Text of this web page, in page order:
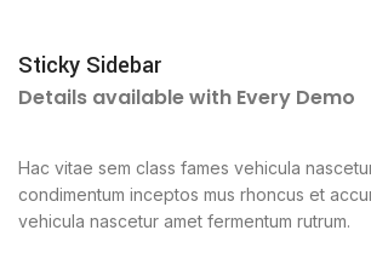
Sticky Sidebar
Details available with Every Demo
Hac vitae sem class fames vehicula
condimentum inceptos mus rhoncus et
vehicula nascetur amet fermentum rutrum.